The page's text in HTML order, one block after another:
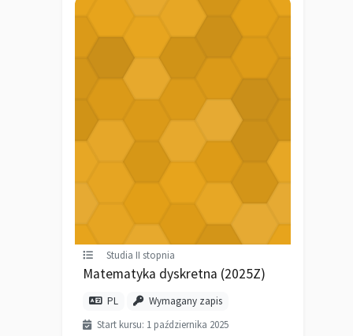
Studia II stopnia
Matematyka dyskretna (2025Z)
PL Wymagany zapis
Start kursu: 1 października 2025